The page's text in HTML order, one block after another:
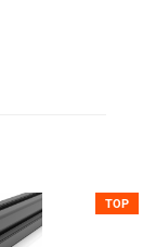
TOP